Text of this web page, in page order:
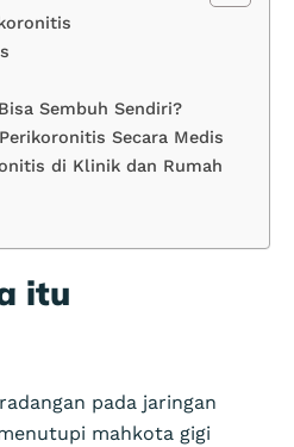
Sembuh Sendiri?
Secara Medis
di Klinik dan Rumah
itu
pada jaringan
mahkota gigi